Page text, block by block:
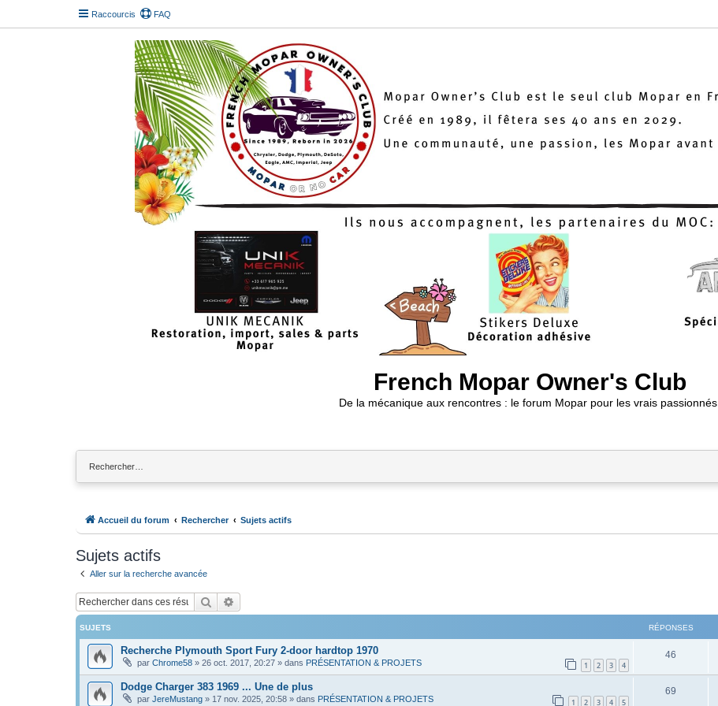
Raccourcis FAQ
French Mopar Owner's Club
De la mécanique aux rencontres : le forum Mopar pour les vrais passionnés.
Accueil du forum Rechercher Sujets actifs
Sujets actifs
Aller sur la recherche avancée
Rechercher
SUJETS RÉPONSES
Recherche Plymouth Sport Fury 2-door hardtop 1970
par Chrome58 » 26 oct. 2017, 20:27 » dans PRÉSENTATION & PROJETS 1 2 3 4
46
é
Dodge Charger 383 1969 ... Une de plus
par JereMustang » 17 nov. 2025, 20:58 » dans PRÉSENTATION & PROJETS 1 2 3 4 5
69